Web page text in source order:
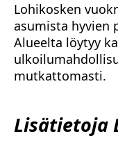
Lohikosken
asumista hyvien
Alueelta löytyy
mutkattomasti.
Lisätietoja